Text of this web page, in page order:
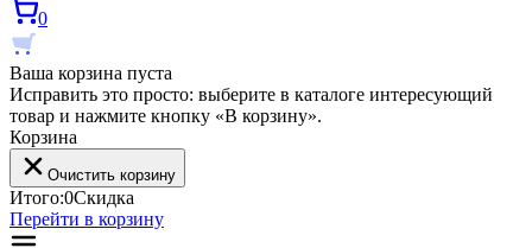
0
Ваша корзина пуста
Исправить это просто: выберите в каталоге интересующий
товар и нажмите кнопку «В корзину».
Корзина
Очистить корзину
Итого:0Скидка
Перейти в корзину